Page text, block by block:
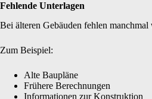
Fehlende Unterlagen
Bei älteren Gebäuden fehlen
Zum Beispiel:
Alte Baupläne
Frühere Berechnungen
Informationen zur Konstruktion